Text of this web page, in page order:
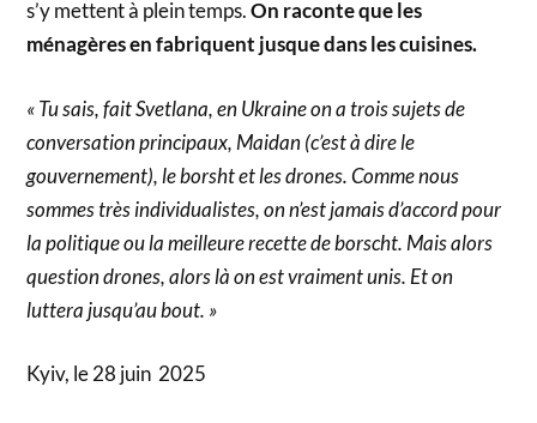
s’y mettent à plein temps.On raconte que les
ménagères en fabriquent jusque dans les cuisines.
« Tu sais, fait Svetlana, en Ukraine on a trois sujets de
conversation principaux, Maidan (c’est à dire le
gouvernement), le borsht et les drones. Comme nous
sommes très individualistes, on n’est jamais d’accord pour
la politique ou la meilleure recette de borscht. Mais alors
question drones, alors là on est vraiment unis. Et on
luttera jusqu’au bout. »
Kyiv, le 28 juin 2025